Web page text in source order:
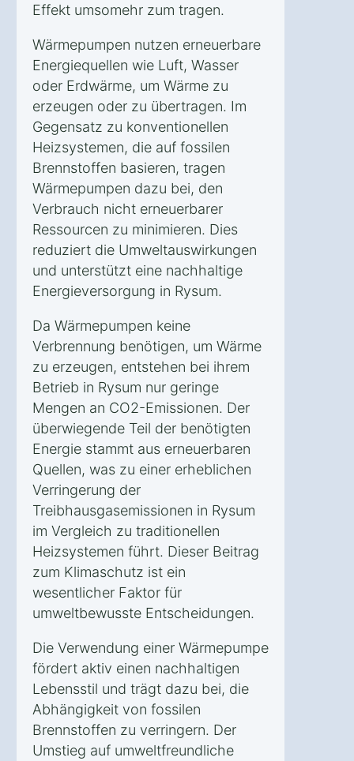
Effekt umsomehr zum tragen.
Wärmepumpen nutzen erneuerbare
Energiequellen wie Luft, Wasser
oder Erdwärme, um Wärme zu
erzeugen oder zu übertragen. Im
Gegensatz zu konventionellen
Heizsystemen, die auf fossilen
Brennstoffen basieren, tragen
Wärmepumpen dazu bei, den
Verbrauch nicht erneuerbarer
Ressourcen zu minimieren. Dies
reduziert die Umweltauswirkungen
und unterstützt eine nachhaltige
Energieversorgung in Rysum.
Da Wärmepumpen keine
Verbrennung benötigen, um Wärme
zu erzeugen, entstehen bei ihrem
Betrieb in Rysum nur geringe
Mengen an CO2-Emissionen. Der
überwiegende Teil der benötigten
Energie stammt aus erneuerbaren
Quellen, was zu einer erheblichen
Verringerung der
Treibhausgasemissionen in Rysum
im Vergleich zu traditionellen
Heizsystemen führt. Dieser Beitrag
zum Klimaschutz ist ein
wesentlicher Faktor für
umweltbewusste Entscheidungen.
Die Verwendung einer Wärmepumpe
fördert aktiv einen nachhaltigen
Lebensstil und trägt dazu bei, die
Abhängigkeit von fossilen
Brennstoffen zu verringern. Der
Umstieg auf umweltfreundliche